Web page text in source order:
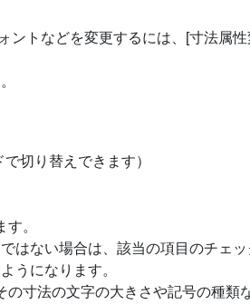
ントなどを変更するには、[寸法属性
切り替えできます）
。
はない場合は、該当の項目のチェ
うになります。
の寸法の文字の大きさや記号の種類